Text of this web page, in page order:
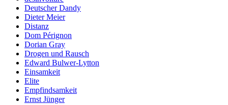
Deutscher Dandy
Dieter Meier
Distanz
Dom Pérignon
Dorian Gray
Drogen und Rausch
Edward Bulwer-Lytton
Einsamkeit
Elite
Empfindsamkeit
Ernst Jünger